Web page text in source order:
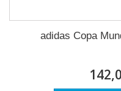
adidas Copa